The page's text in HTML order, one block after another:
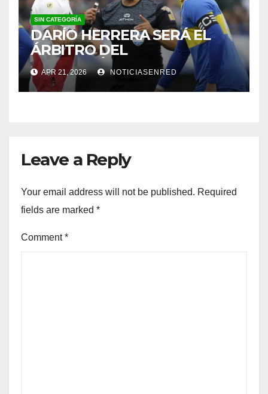
SIN CATEGORÍA
DARÍO HERRERA SERÁ EL
ÁRBITRO DEL
SUPERCLÁSICO EN EL
MONUMENTAL
APR 21, 2026 NOTICIASENRED
Leave a Reply
Your email address will not be published. Required
fields are marked *
Comment*